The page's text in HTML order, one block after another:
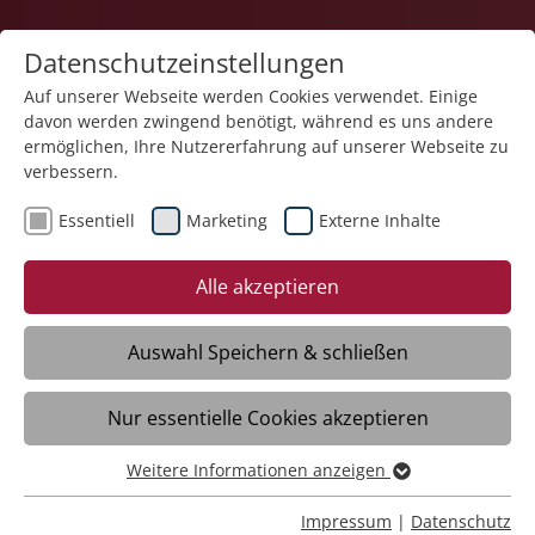
Teilhabe und Familie
Lebensperspektiven für alle,
Entlastung für Familien.
Video
Datenschutzeinstellungen
Auf unserer Webseite werden Cookies verwendet. Einige
davon werden zwingend benötigt, während es uns andere
ermöglichen, Ihre Nutzererfahrung auf unserer Webseite zu
verbessern.
Essentiell Marketing Externe Inhalte
Alle akzeptieren
Auswahl Speichern & schließen
Nur essentielle Cookies akzeptieren
Essentiell
Essentielle Cookies werden für grundlegende Funktionen
Weitere Informationen anzeigen
Impressum | Datenschutz